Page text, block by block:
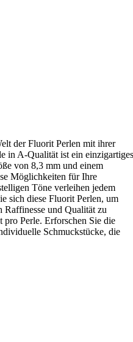
der Fluorit Perlen mit ihrer
in A-Qualität ist ein einzigartiges
von 8,3 mm und einem
Möglichkeiten für Ihre
Töne verleihen jedem
sich diese Fluorit Perlen, um
und Qualität zu
pro Perle. Erforschen Sie die
Schmuckstücke, die